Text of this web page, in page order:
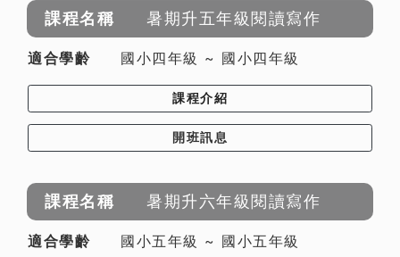
暑期升五年級閱讀寫作
國小四年級 ~ 國小四年級
課程介紹
開班訊息
暑期升六年級閱讀寫作
國小五年級 ~ 國小五年級